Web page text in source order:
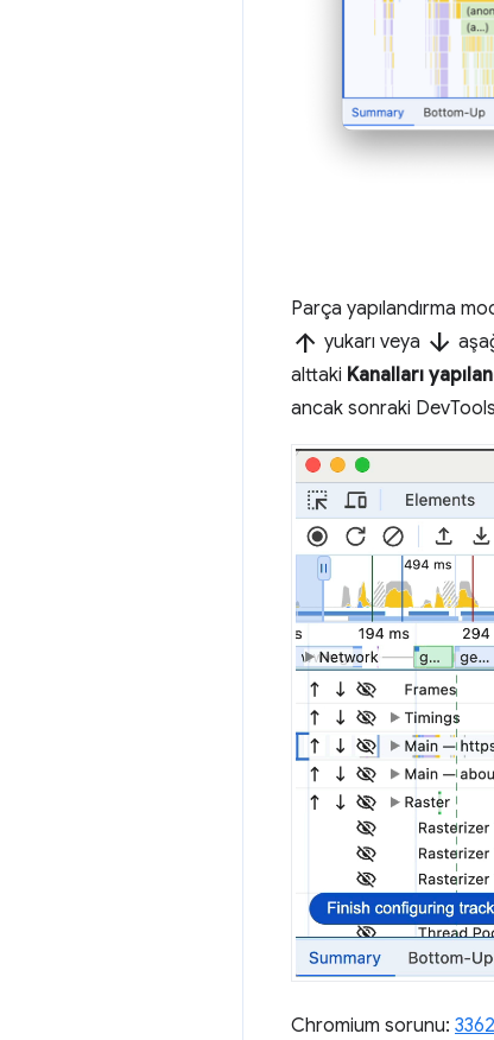
Parça yapılandırma
arrow_upward yukarı veya arrow_downward
alttaki Kanalları
ancak sonraki
Chromium sorunu: